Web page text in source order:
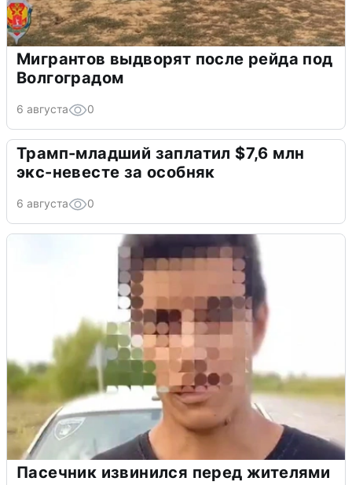
Мигрантов выдворят после рейда под
Волгоградом
6 августа 0
Трамп-младший заплатил $7,6 млн
экс-невесте за особняк
6 августа 0
Пасечник извинился перед жителями